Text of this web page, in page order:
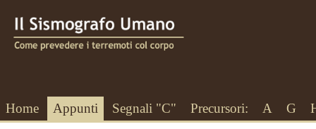
Home Appunti Segnali "C" Precursori: A G